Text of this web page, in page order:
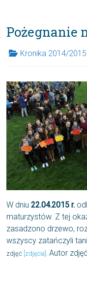
Pożegnanie
Kronika 2014/2015
W dniu22.04.2015 r.
maturzystów. Z tej
zasadzono drzewo,
wszyscy zatańczyli
zdjęć [zdjęcia] .Autor